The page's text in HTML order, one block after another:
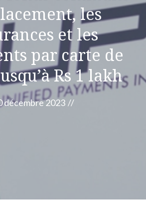
les
et les
par carte de
Rs 1 lakh
décembre 2023 //